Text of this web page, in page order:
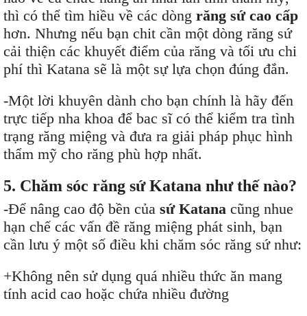
thì có thể tìm hiều về các dòng răng sứ cao cấp
hơn. Nhưng nếu bạn chit cần một dòng răng sứ
cải thiện các khuyết điểm của răng và tối ưu chi
phí thì Katana sẽ là một sự lựa chọn đúng đắn.
-Một lời khuyên dành cho bạn chính là hãy đến
trực tiếp nha khoa để bac sĩ có thể kiểm tra tình
trạng răng miệng và đưa ra giải pháp phục hình
thẩm mỹ cho răng phù hợp nhất.
5. Chăm sóc răng sứ Katana như thế nào?
-Để nâng cao độ bền của sứ Katana cũng nhue
hạn chế các vấn đề răng miệng phát sinh, bạn
cần lưu ý một số điều khi chăm sóc răng sứ như:
+Không nên sử dụng quá nhiều thức ăn mang
tính acid cao hoặc chứa nhiều đường